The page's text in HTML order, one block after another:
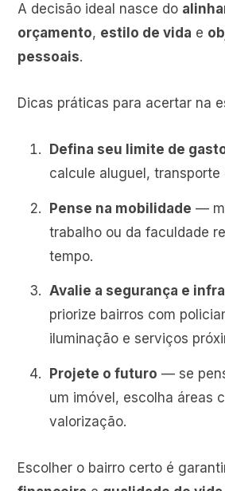
A decisão ideal nasce do
orçamento, estilo de vida e
pessoais.
Dicas práticas para acertar na
Defina seu limite de
calcule aluguel, transporte
Pense na mobilidade —
trabalho ou da faculdade
tempo.
Avalie a segurança e
priorize bairros com
iluminação e serviços
Projete o futuro — se
um imóvel, escolha áreas
valorização.
Escolher o bairro certo é